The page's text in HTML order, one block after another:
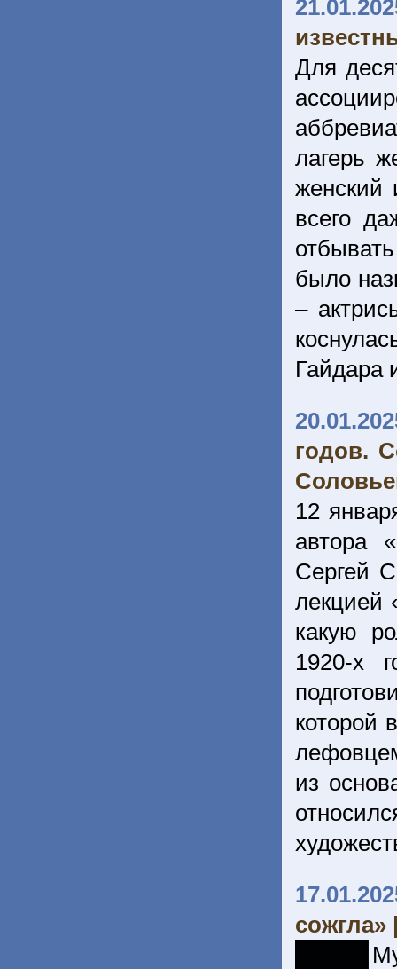
Для
лагерь
женский
всего
было
–
Гайдара
годов.
12
автора
Сергей
лекцией
какую
1920-х
которой
из